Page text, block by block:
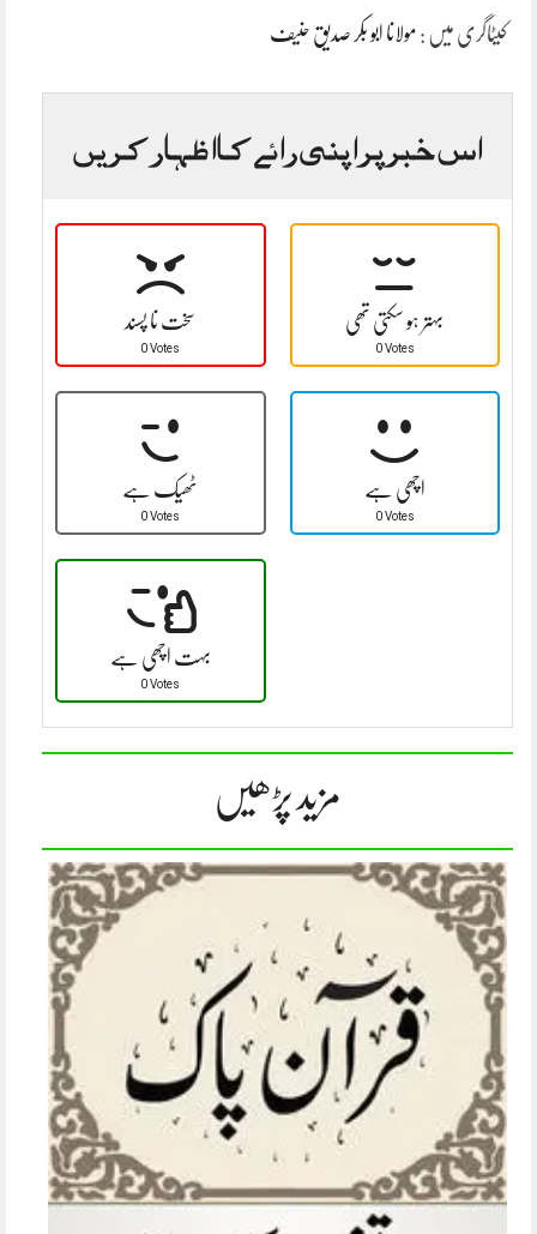
کیٹاگری میں : مولانا ابو بکر صدیق حنیف
اس خبر پر اپنی رائے کا اظہار کریں
سخت نا پسند
0 Votes
بہتر ہو سکتی تھی
0 Votes
ٹھیک ہے
0 Votes
اچھی ہے
0 Votes
بہت اچھی ہے
0 Votes
مزید پڑھیں